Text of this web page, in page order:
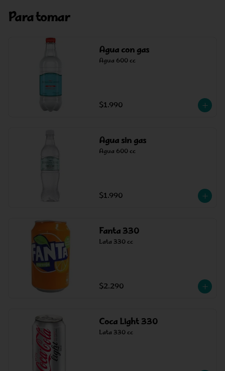
Para tomar
Agua con gas
Agua 600 cc
$1.990
Agua sin gas
Agua 600 cc
$1.990
Fanta 330
Lata 330 cc
$2.290
Coca Light 330
Lata 330 cc